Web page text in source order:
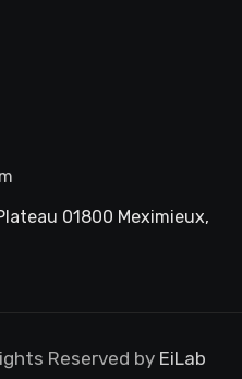
01800 Meximieux,
Reserved by EiLab